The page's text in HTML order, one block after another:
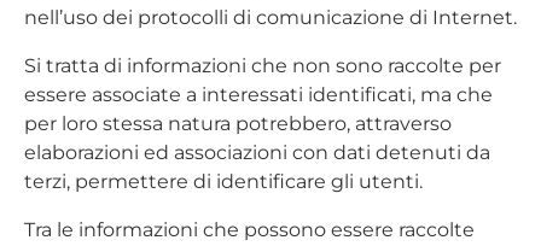
nell’uso dei protocolli di comunicazione di Internet.
Si tratta di informazioni che non sono raccolte per
essere associate a interessati identificati, ma che
per loro stessa natura potrebbero, attraverso
elaborazioni ed associazioni con dati detenuti da
terzi, permettere di identificare gli utenti.
Tra le informazioni che possono essere raccolte